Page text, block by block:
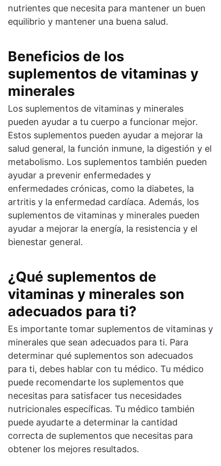
nutrientes que necesita para mantener un buen
equilibrio y mantener una buena salud.
Beneficios de los
suplementos de vitaminas y
minerales
Los suplementos de vitaminas y minerales
pueden ayudar a tu cuerpo a funcionar mejor.
Estos suplementos pueden ayudar a mejorar la
salud general, la función inmune, la digestión y el
metabolismo. Los suplementos también pueden
ayudar a prevenir enfermedades y
enfermedades crónicas, como la diabetes, la
artritis y la enfermedad cardíaca. Además, los
suplementos de vitaminas y minerales pueden
ayudar a mejorar la energía, la resistencia y el
bienestar general.
¿Qué suplementos de
vitaminas y minerales son
adecuados para ti?
Es importante tomar suplementos de vitaminas y
minerales que sean adecuados para ti. Para
determinar qué suplementos son adecuados
para ti, debes hablar con tu médico. Tu médico
puede recomendarte los suplementos que
necesitas para satisfacer tus necesidades
nutricionales específicas. Tu médico también
puede ayudarte a determinar la cantidad
correcta de suplementos que necesitas para
obtener los mejores resultados.